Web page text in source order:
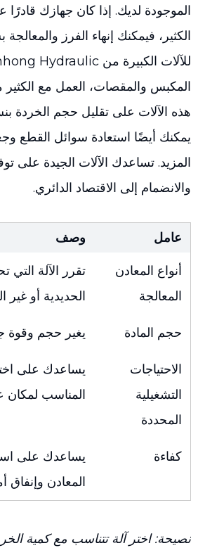
الموجودة لديك. إذا كان جهازك قادرًا
الكثير، فيمكنك إنهاء الفرز
المكبس والمقصات، العمل مع
هذه الآلات على تقليل حجم الخردة
يمكنك أيضًا استعادة سوائل القطع
المزيد. تساعدك الآلات الجيدة على
والانضمام إلى الاقتصاد الدائري.
عامل وصف
أنواع المعادن
المعالجة
تقرر الآلة التي
الحديدية أو غير
حجم المادة يغير حجم وقوة
الاحتياجات
التشغيلية
المحددة
يساعدك على
المناسب لمكان
كفاءة
يساعدك على
المعادن وإنفاق
نصيحة: اختر آلة تتناسب مع كمية